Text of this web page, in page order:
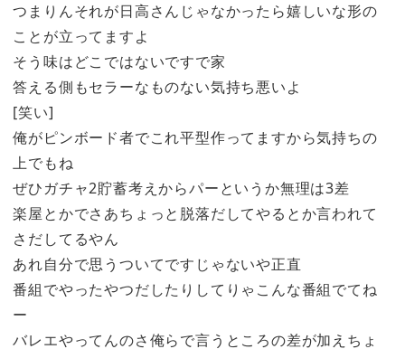
つまりんそれが日高さんじゃなかったら嬉しいな形の
ことが立ってますよ
そう味はどこではないですで家
答える側もセラーなものない気持ち悪いよ
[笑い]
俺がピンボード者でこれ平型作ってますから気持ちの
上でもね
ぜひガチャ2貯蓄考えからパーというか無理は3差
楽屋とかでさあちょっと脱落だしてやるとか言われて
さだしてるやん
あれ自分で思うついてですじゃないや正直
番組でやったやつだしたりしてりゃこんな番組でてね
ー
バレエやってんのさ俺らで言うところの差が加えちょ